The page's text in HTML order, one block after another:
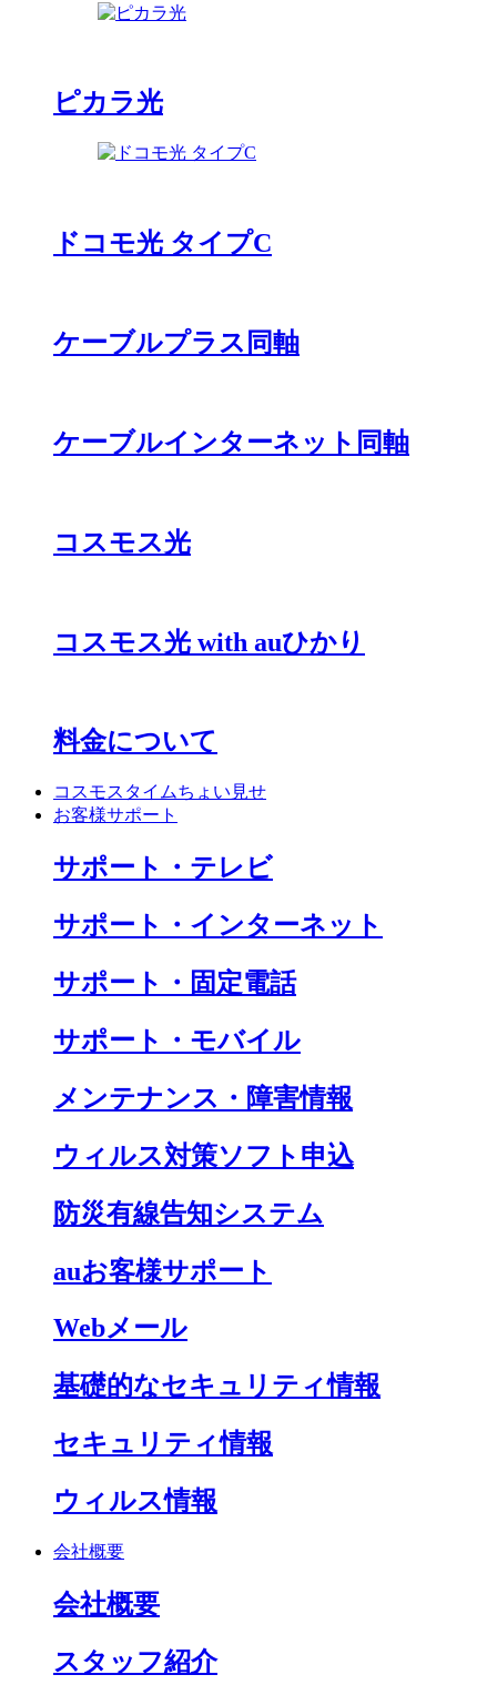
ピカラ光
ドコモ光 タイプC
ケーブルプラス同軸
ケーブルインターネット同軸
コスモス光
コスモス光 with auひかり
料金について
コスモスタイムちょい見せ
お客様サポート
サポート・テレビ
サポート・インターネット
サポート・固定電話
サポート・モバイル
メンテナンス・障害情報
ウィルス対策ソフト申込
防災有線告知システム
auお客様サポート
Webメール
基礎的なセキュリティ情報
セキュリティ情報
ウィルス情報
会社概要
会社概要
スタッフ紹介